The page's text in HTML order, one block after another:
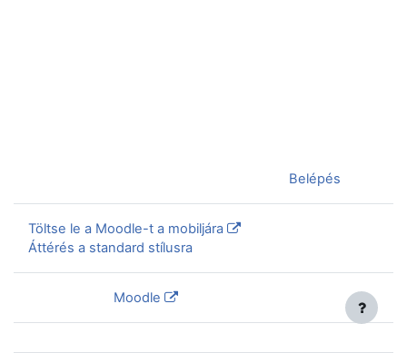
Belépés
Töltse le a Moodle-t a mobiljára
Áttérés a standard stílusra
Moodle